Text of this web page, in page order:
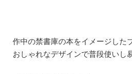
作中の禁書庫の本をイメージした
おしゃれなデザインで普段使いし